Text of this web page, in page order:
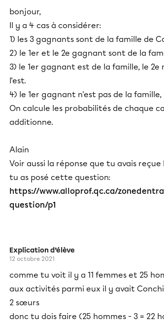
bonjour,
Il y a 4 cas à considérer:
1) les 3 gagnants sont de la famille de
2) le 1er et le 2e gagnant sont de la
3) le 1er gagnant est de la famille, le 2e
l'est.
4) le 1er gagnant n'est pas de la
On calcule les probabilités de chaque
additionne.
Alain
Voir aussi la réponse que tu avais
tu as posé cette question:
https://www.alloprof.qc.ca/
question/p1
Explication d’élève
12 octobre 2021
comme tu voit il y a 11 femmes et 25
aux activités parmi eux il y avait
2 sœurs
donc tu dois faire (25 hommes - 3 = 22